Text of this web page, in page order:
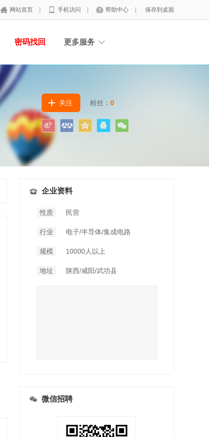
网站首页 手机访问 帮助中心 保存到桌面
密码找回 更多服务
关注 粉丝： 0
企业资料
性质 民营
行业 电子/半导体/集成电路
规模 10000人以上
地址 陕西/咸阳/武功县
微信招聘